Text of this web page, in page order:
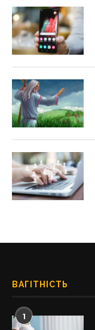
ВАГІТНІСТЬ
1